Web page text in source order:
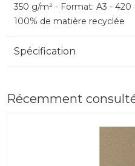
350 g/m² - Format: A3 -
100% de matière recyclée
Spécification
Récemment